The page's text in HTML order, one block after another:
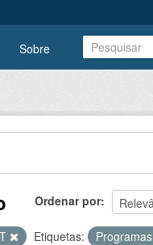
Sobre
Ordenar por
Etiquetas: Programas